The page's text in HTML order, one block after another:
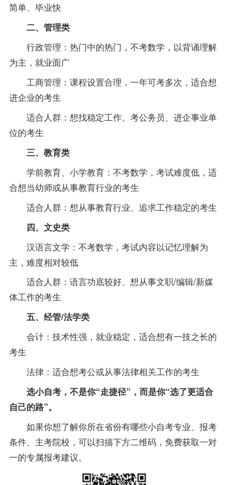
简单、毕业快
二、管理类
行政管理：热门中的热门，不考数学，以背诵理解
为主，就业面广
工商管理：课程设置合理，一年可考多次，适合想
进企业的考生
适合人群：想找稳定工作、考公务员、进企事业单
位的考生
三、教育类
学前教育、小学教育：不考数学，考试难度低，适
合想当幼师或从事教育行业的考生
适合人群：想从事教育行业、追求工作稳定的考生
四、文史类
汉语言文学：不考数学，考试内容以记忆理解为
主，难度相对较低
适合人群：语言功底较好、想从事文职/编辑/新媒
体工作的考生
五、经管/法学类
会计：技术性强，就业稳定，适合想有一技之长的
考生
法律：适合想考公或从事法律相关工作的考生
选小自考，不是你“走捷径”，而是你“选了更适合
自己的路”。
如果你想了解你所在省份有哪些小自考专业、报考
条件、主考院校，可以扫描下方二维码，免费获取一对
一的专属报考建议。